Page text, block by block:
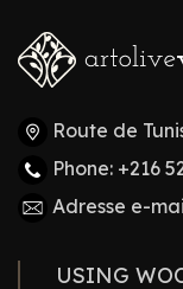
Route de
Phone: +216
Adresse e-
USING